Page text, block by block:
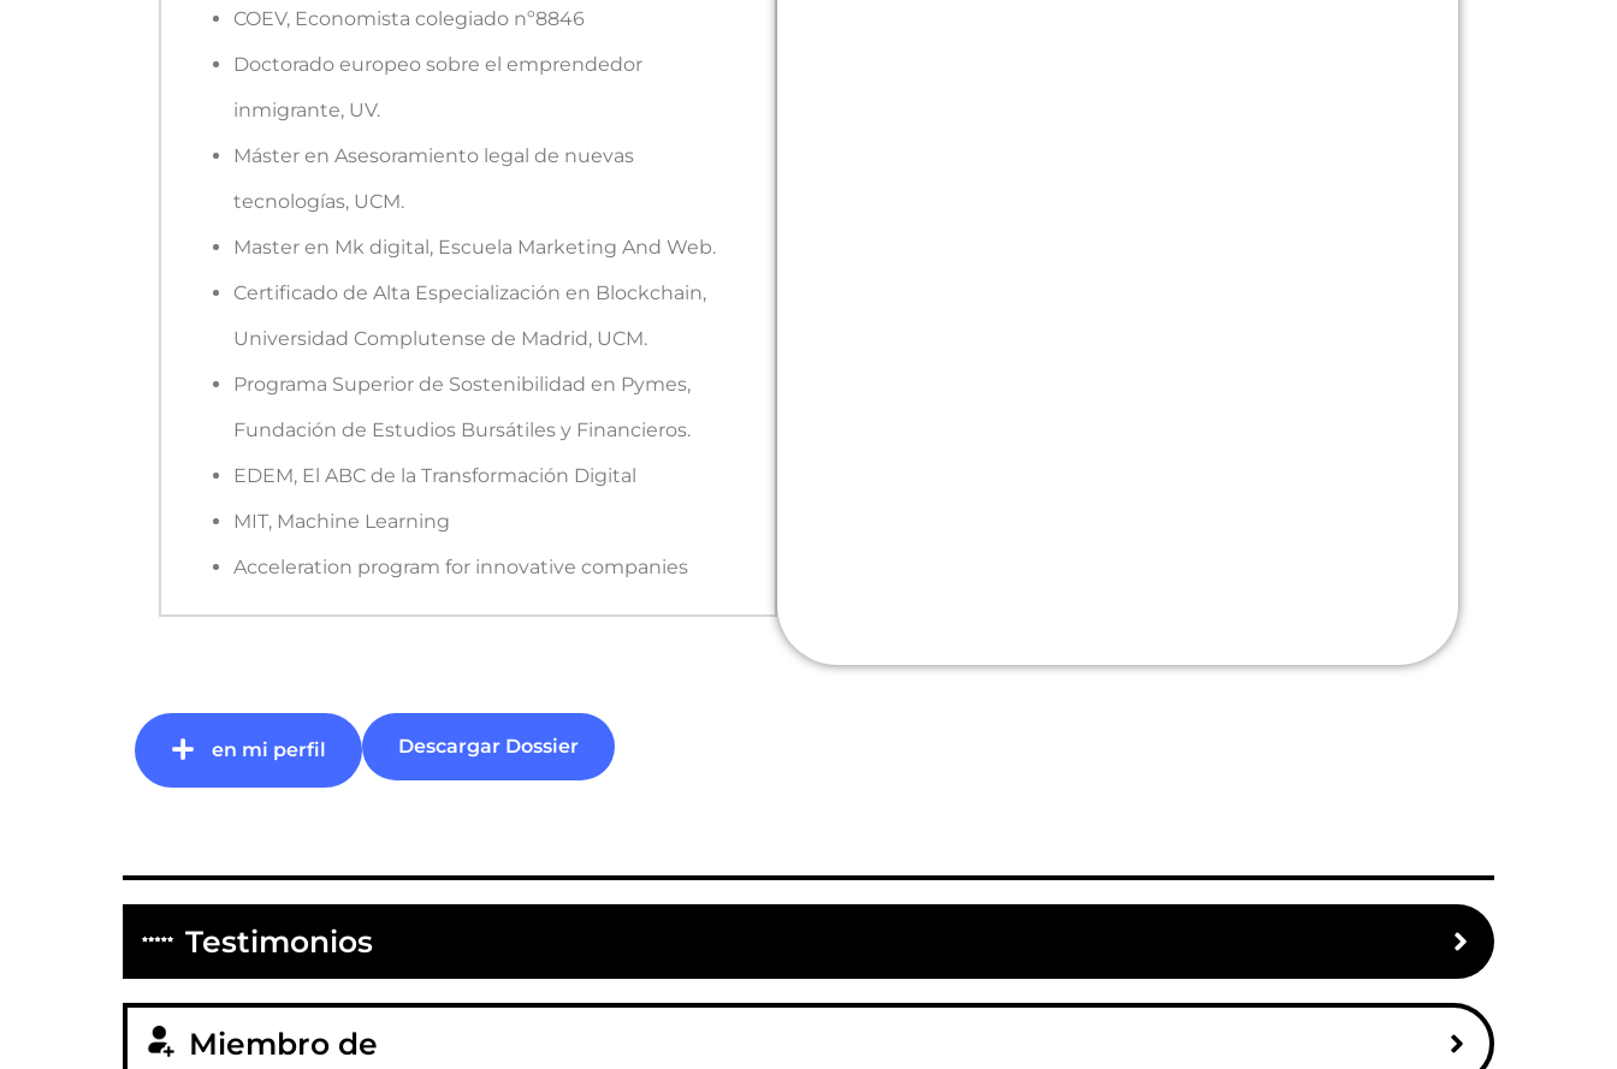
COEV, Economista colegiado nº8846
Doctorado europeo sobre el emprendedor
inmigrante, UV.
Máster en Asesoramiento legal de nuevas
tecnologías, UCM.
Master en Mk digital, Escuela Marketing And Web.
Certificado de Alta Especialización en Blockchain,
Universidad Complutense de Madrid, UCM.
Programa Superior de Sostenibilidad en Pymes,
Fundación de Estudios Bursátiles y Financieros.
EDEM, El ABC de la Transformación Digital
MIT, Machine Learning
Acceleration program for innovative companies
en mi perfil Descargar Dossier
Testimonios
Miembro de